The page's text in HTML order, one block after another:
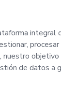
integral
procesar
nuestro objetivo
de datos a